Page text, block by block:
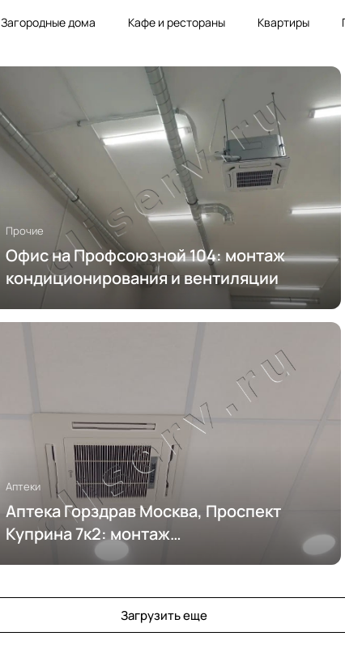
Загородные дома Кафе и рестораны Квартиры
Прочие
Офис на Профсоюзной 104: монтаж
кондиционирования и вентиляции
Аптеки
Аптека Горздрав Москва, Проспект
Куприна 7к2: монтаж
кондиционирования
Загрузить еще